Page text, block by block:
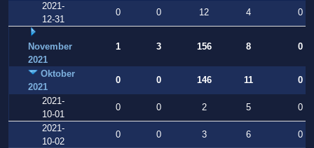
2021-
12-31
0 0 12 4 0
November
2021
1 3 156 8 0
Oktober
2021
0 0 146 11
0
2021-
10-01
0 0 2 5
0
2021-
10-02
0 0 3 6
0